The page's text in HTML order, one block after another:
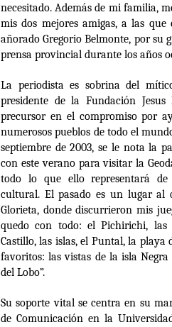
necesitado. Además de mi familia,
mis dos mejores amigas, a las
añorado Gregorio Belmonte, por su
prensa provincial durante los años
La periodista es sobrina del
presidente de la Fundación
precursor en el compromiso por
numerosos pueblos de todo el
septiembre de 2003, se le nota la
con este verano para visitar la
todo lo que ello representará
cultural. El pasado es un lugar al
Glorieta, donde discurrieron mis
quedo con todo: el Pichirichi, las
Castillo, las islas, el Puntal, la playa
favoritos: las vistas de la isla
del Lobo”.
Su soporte vital se centra en su
de Comunicación en la